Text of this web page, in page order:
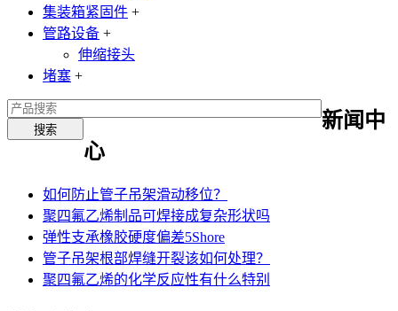
集装箱紧固件 +
管路设备 +
伸缩接头
堵塞 +
新闻中
心
如何防止管子吊架滑动移位？
聚四氟乙烯制品可焊接成复杂形状吗
弹性支承橡胶硬度偏差5Shore
管子吊架根部焊缝开裂该如何处理？
聚四氟乙烯的化学反应性有什么特别